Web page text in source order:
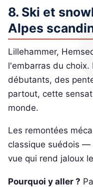
8. Ski et
Alpes
Lillehammer,
l'embarras du choix.
débutants, des
partout, cette
monde.
Les remontées
classique suédois —
vue qui rend jaloux
Pourquoi y aller ?